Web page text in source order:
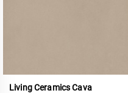
Living Ceramics Cava